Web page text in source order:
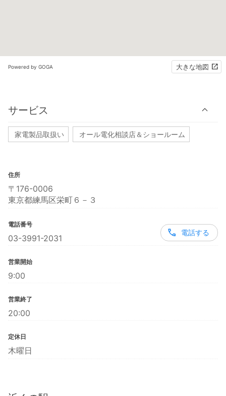
Powered by GOGA 大きな地図
サービス
家電製品取扱い オール電化相談店＆ショールーム
住所
〒176-0006
東京都練馬区栄町６－３
電話番号
03-3991-2031
電話する
営業開始
9:00
営業終了
20:00
定休日
木曜日